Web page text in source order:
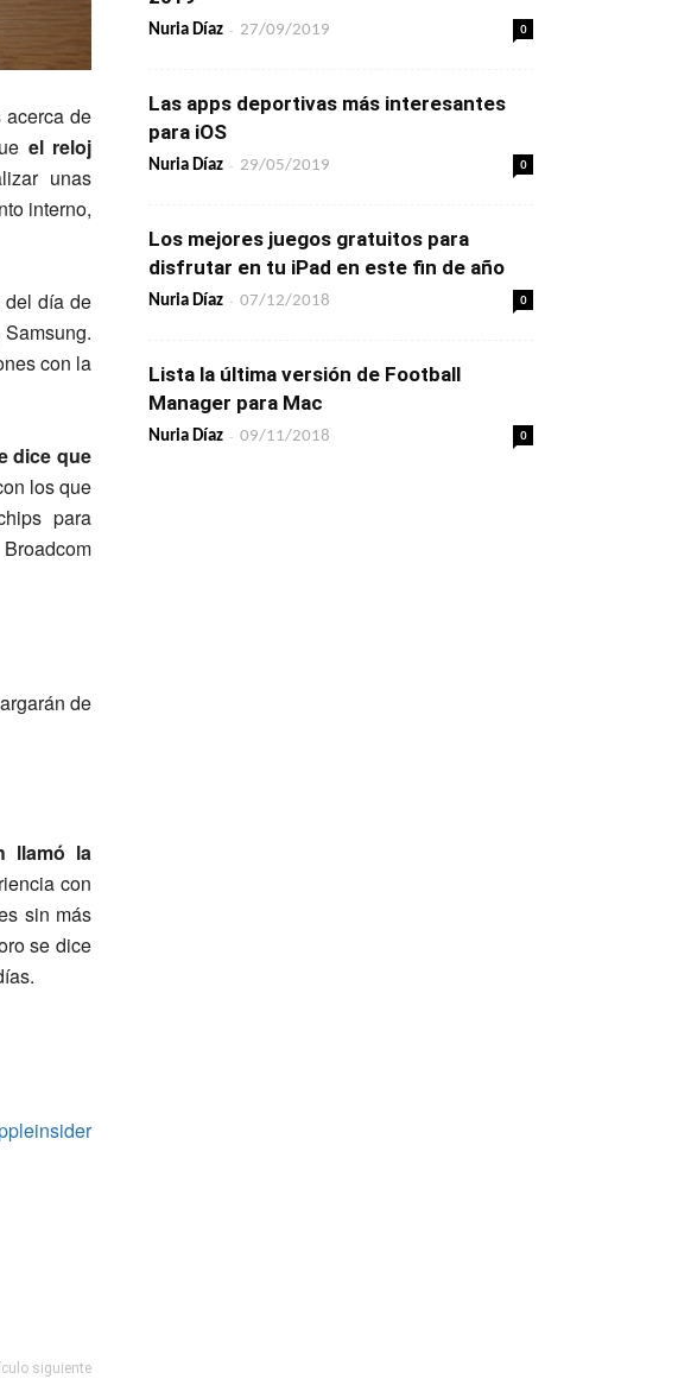
acerca de
el reloj
unas
interno,
del día de
con la
dice que
los que
para
de
llamó la
con
sin más
se dice
siguiente
Nuria Díaz - 27/09/2019 0
Las apps deportivas más interesantes
para iOS
Nuria Díaz - 29/05/2019 0
Los mejores juegos gratuitos para
disfrutar en tu iPad en este fin de año
Nuria Díaz - 07/12/2018 0
Lista la última versión de Football
Manager para Mac
Nuria Díaz - 09/11/2018 0